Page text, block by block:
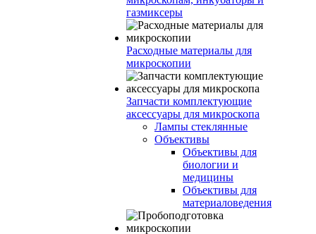
газмиксеры
Расходные материалы для
микроскопии
Запчасти комплектующие
аксессуары для микроскопа
Лампы стеклянные
Объективы
Объективы для
биологии и
медицины
Объективы для
материаловедения